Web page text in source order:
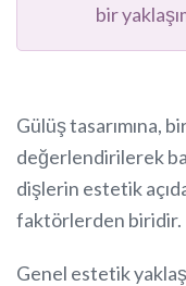
bir
Gülüş tasarımına,
değerlendirilerek
dişlerin estetik
faktörlerden biridir.
Genel estetik